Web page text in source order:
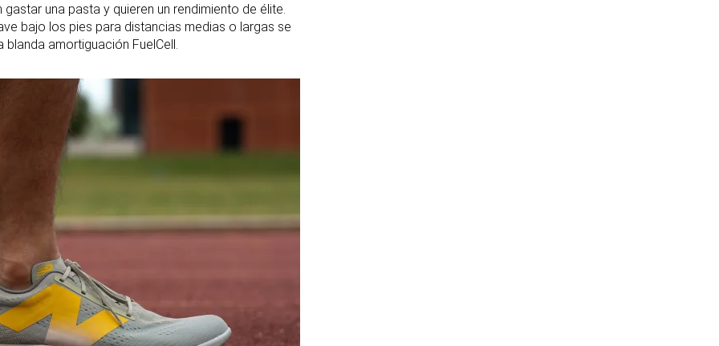
Equilibrada Equilibrada
Flexible
Flexibles
Estándar Estándar
Tirador estándar Ninguno
una pasta y quieren un rendimiento de élite.
bajo los pies para distancias medias o largas se
amortiguación FuelCell.